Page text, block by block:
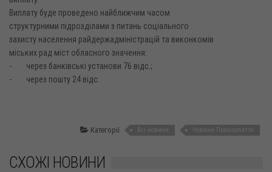
Виплату буде проведено найближчим часом
структурними підрозділами з питань соціального
захисту населення райдержадміністрацій та виконкомів
міських рад міст обласного значення:
- через банківські установи 76 відс.;
- через пошту 24 відс.
Категорії Всі новини Новини Прикарпаття
СХОЖІ НОВИНИ